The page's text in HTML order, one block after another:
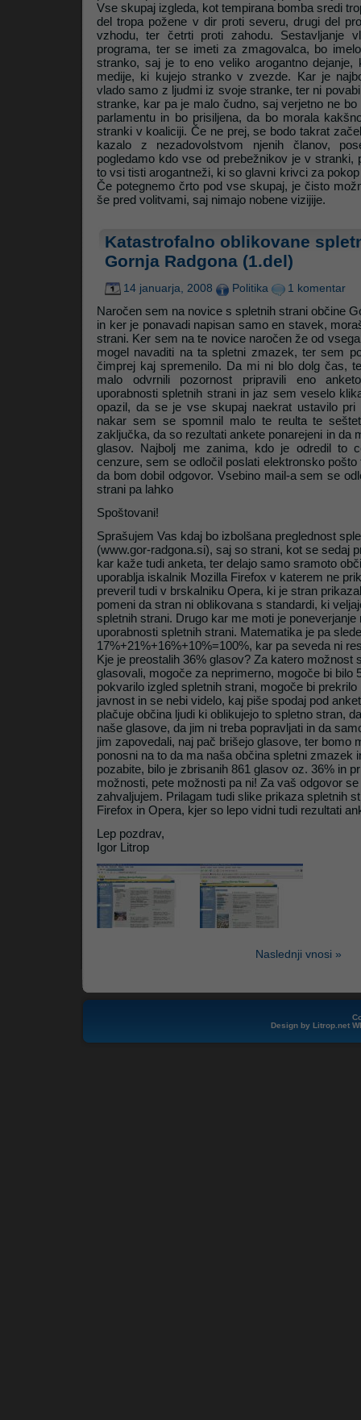
Vse skupaj izgleda, kot tempirana bomba sredi
del tropa požene v dir proti severu, drugi del
vzhodu, ter četrti proti zahodu. Sestavljanje
programa, ter se imeti za zmagovalca, bo
stranko, saj je to eno veliko arogantno dejanje,
medije, ki kujejo stranko v zvezde. Kar je
vlado samo z ljudmi iz svoje stranke, ter ni
stranke, kar pa je malo čudno, saj verjetno ne
parlamentu in bo prisiljena, da bo morala
stranki v koaliciji. Če ne prej, se bodo takrat
kazalo z nezadovolstvom njenih članov,
pogledamo kdo vse od prebežnikov je v stranki,
to vsi tisti arogantneži, ki so glavni krivci za
Če potegnemo črto pod vse skupaj, je čisto
še pred volitvami, saj nimajo nobene vizijije.
Katastrofalno oblikovane
Gornja Radgona (1.del)
14 januarja, 2008 Politika 1 komentar
Naročen sem na novice s spletnih strani občine
in ker je ponavadi napisan samo en stavek,
strani. Ker sem na te novice naročen že od
mogel navaditi na ta spletni zmazek, ter sem
čimprej kaj spremenilo. Da mi ni blo dolg čas,
malo odvrnili pozornost pripravili eno
uporabnosti spletnih strani in jaz sem veselo
opazil, da se je vse skupaj naekrat ustavilo
nakar sem se spomnil malo te reulta te
zaključka, da so rezultati ankete ponarejeni in da
glasov. Najbolj me zanima, kdo je odredil to
cenzure, sem se odločil poslati elektronsko
da bom dobil odgovor. Vsebino mail-a sem se
strani pa lahko
Spoštovani!
Sprašujem Vas kdaj bo izbolšana preglednost
(www.gor-radgona.si), saj so strani, kot se sedaj
kar kaže tudi anketa, ter delajo samo sramoto
uporablja iskalnik Mozilla Firefox v katerem ne
preveril tudi v brskalniku Opera, ki je stran
pomeni da stran ni oblikovana s standardi, ki
spletnih strani. Drugo kar me moti je
uporabnosti spletnih strani. Matematika je pa
17%+21%+16%+10%=100%, kar pa seveda ni
Kje je preostalih 36% glasov? Za katero možnost
glasovali, mogoče za neprimerno, mogoče bi bilo
pokvarilo izgled spletnih strani, mogoče bi
javnost in se nebi videlo, kaj piše spodaj pod
plačuje občina ljudi ki oblikujejo to spletno stran,
naše glasove, da jim ni treba popravljati in da
jim zapovedali, naj pač brišejo glasove, ter bomo
ponosni na to da ma naša občina spletni zmazek
pozabite, bilo je zbrisanih 861 glasov oz. 36% in
možnosti, pete možnosti pa ni! Za vaš odgovor
zahvaljujem. Prilagam tudi slike prikaza spletnih
Firefox in Opera, kjer so lepo vidni tudi rezultati
Lep pozdrav,
Igor Litrop
Naslednji vnosi »
Design by Litrop.net